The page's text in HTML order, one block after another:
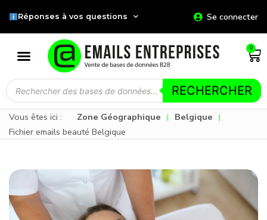
Réponses à vos questions Se connecter
0
RECHERCHER
Vous êtes ici : Zone Géographique | Belgique |
Fichier emails beauté Belgique